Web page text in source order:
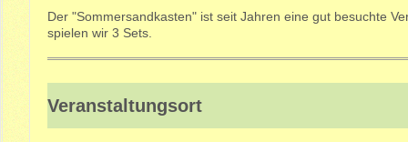
Der "Sommersandkasten" ist seit Jahren eine gut besuchte
spielen wir 3 Sets.
Veranstaltungsort